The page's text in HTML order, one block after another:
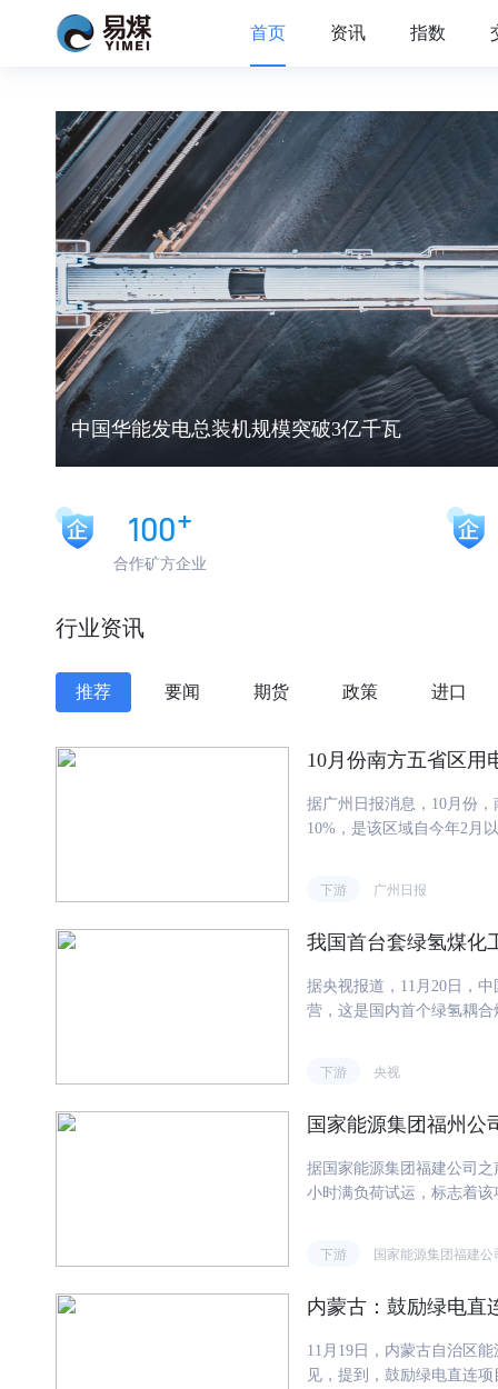
首页 资讯 指数
中国华能发电总装机规模突破3亿千瓦
100+
合作矿方企业
行业资讯
推荐 要闻 期货 政策 进口
10月份南方五省区用
据广州日报消息，10月份
10%，是该区域自今年2月
动。"南网能源院供需协同
过了70%。"从行业用电情
与数字经济领域表现亮眼
和器材制造业、专用设备
份，南方电网经营区域汽
套服务的用电需求，10月
南方电网经营区域数字产
电量同比增长17.4%，互联
电网经营区域"三新"行业
住宿和餐饮业用电量同比
下游 广州日报
我国首台套绿氢煤化
据央视报道，11月20日，
营，这是国内首个绿氢耦
关，填补行业空白。项目
7059万立方米，可减少二
碳量。
下游 央视
国家能源集团福州公
据国家能源集团福建公司之
小时满负荷试运，标志着
目成功填补了国内"高参数
发展。项目选用哈尔滨锅
硫、氮氧化物、粉尘等主
能源利用的有机统一，生
下游 国家能源集团福建公
内蒙古：鼓励绿电直
11月19日，内蒙古自治区
见，提到，鼓励绿电直连